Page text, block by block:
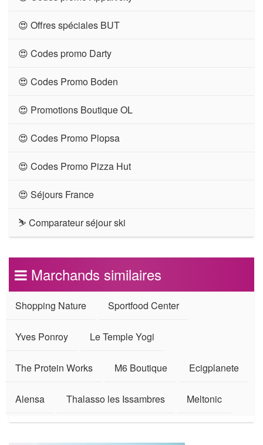
😍 Offres spéciales BUT
😍 Codes promo Darty
😍 Codes Promo Boden
😍 Promotions Boutique OL
😍 Codes Promo Plopsa
😍 Codes Promo Pizza Hut
😍 Séjours France
⛷ Comparateur séjour ski
Marchands similaires
Shopping Nature Sportfood Center
Yves Ponroy Le Temple Yogi
The Protein Works M6 Boutique Ecigplanete
Alensa Thalasso les Issambres Meltonic